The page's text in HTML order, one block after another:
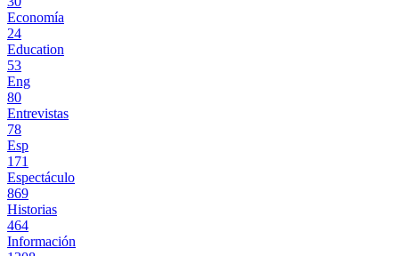
Economía
24
Education
53
Eng
80
Entrevistas
78
Esp
171
Espectáculo
869
Historias
464
Información